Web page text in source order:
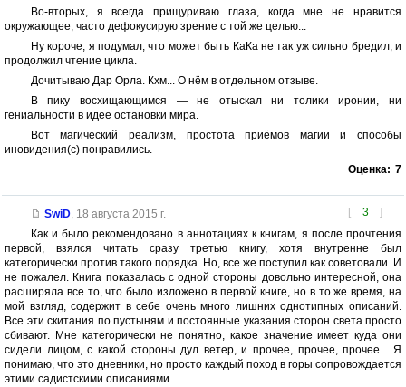
Во-вторых, я всегда прищуриваю глаза, когда мне не нравится
окружающее, часто дефокусирую зрение с той же целью...
Ну короче, я подумал, что может быть КаКа не так уж сильно бредил, и
продолжил чтение цикла.
Дочитываю Дар Орла. Кхм... О нём в отдельном отзыве.
В пику восхищающимся — не отыскал ни толики иронии, ни
гениальности в идее остановки мира.
Вот магический реализм, простота приёмов магии и способы
иновидения(с) понравились.
Оценка: 7
[ 3 ]
SwiD, 18 августа 2015 г.
Как и было рекомендовано в аннотациях к книгам, я после прочтения
первой, взялся читать сразу третью книгу, хотя внутренне был
категорически против такого порядка. Но, все же поступил как советовали. И
не пожалел. Книга показалась с одной стороны довольно интересной, она
расширяла все то, что было изложено в первой книге, но в то же время, на
мой взгляд, содержит в себе очень много лишних однотипных описаний.
Все эти скитания по пустыням и постоянные указания сторон света просто
сбивают. Мне категорически не понятно, какое значение имеет куда они
сидели лицом, с какой стороны дул ветер, и прочее, прочее, прочее... Я
понимаю, что это дневники, но просто каждый поход в горы сопровождается
этими садистскими описаниями.